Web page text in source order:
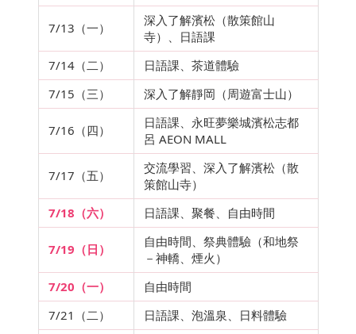
7/13（一）
深入了解濱松（散策館山
寺）、日語課
7/14（二）
日語課、茶道體驗
7/15（三）
深入了解靜岡（周遊富士山）
7/16（四）
日語課、永旺夢樂城濱松志都
呂 AEON MALL
7/17（五）
交流學習、深入了解濱松（散
策館山寺）
7/18（六）
日語課、聚餐、自由時間
7/19（日）
自由時間、祭典體驗（和地祭
－神轎、煙火）
7/20（一）
自由時間
7/21（二）
日語課、泡溫泉、日料體驗